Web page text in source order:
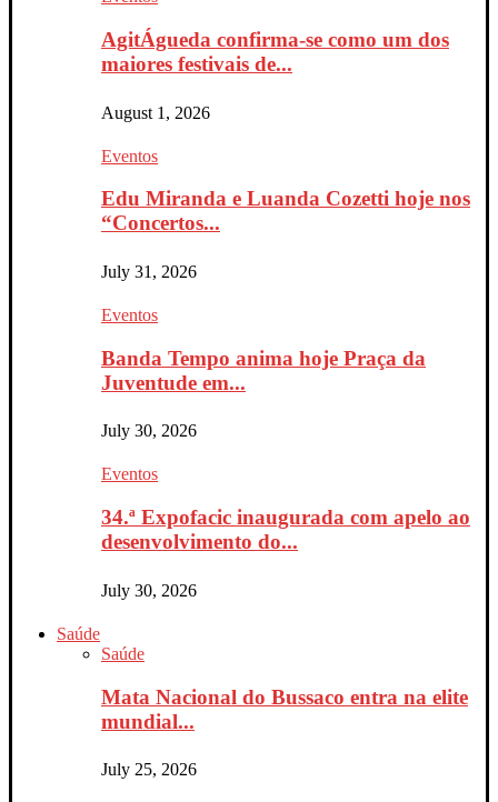
AgitÁgueda confirma-se como um dos
maiores festivais de...
August 1, 2026
Eventos
Edu Miranda e Luanda Cozetti hoje nos
“Concertos...
July 31, 2026
Eventos
Banda Tempo anima hoje Praça da
Juventude em...
July 30, 2026
Eventos
34.ª Expofacic inaugurada com apelo ao
desenvolvimento do...
July 30, 2026
Saúde
Saúde
Mata Nacional do Bussaco entra na elite
mundial...
July 25, 2026